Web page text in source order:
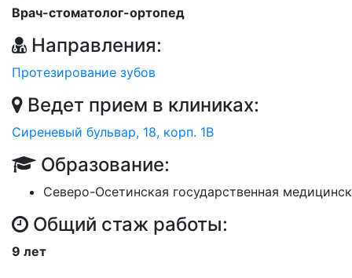
Врач-стоматолог-ортопед
Направления:
Протезирование зубов
Ведет прием в клиниках:
Сиреневый бульвар, 18, корп. 1В
Образование:
Северо-Осетинская государственная
Общий стаж работы:
9 лет